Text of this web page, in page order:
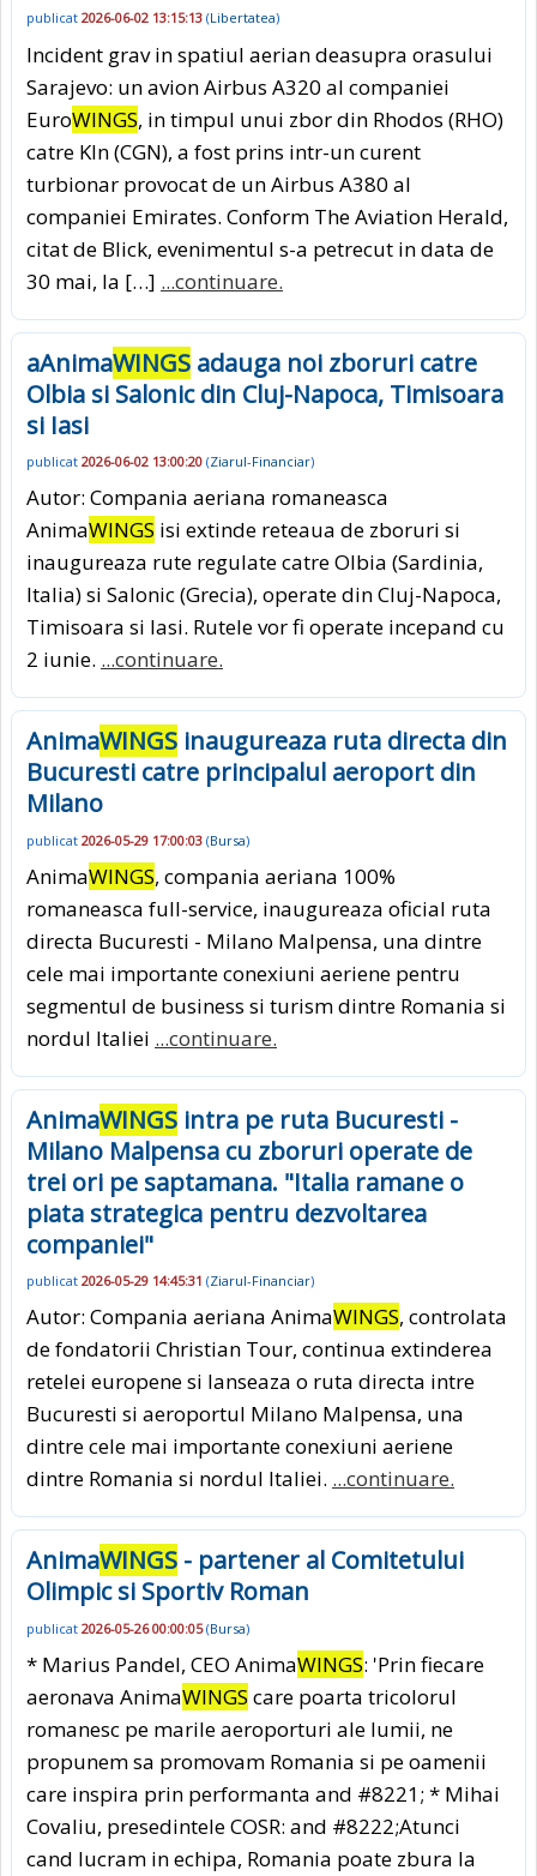
publicat 2026-06-02 13:15:13 (Libertatea)
Incident grav in spatiul aerian deasupra orasului
Sarajevo: un avion Airbus A320 al companiei
EuroWINGS, in timpul unui zbor din Rhodos (RHO)
catre Kln (CGN), a fost prins intr-un curent
turbionar provocat de un Airbus A380 al
companiei Emirates. Conform The Aviation Herald,
citat de Blick, evenimentul s-a petrecut in data de
30 mai, la […] ...continuare.
aAnimaWINGS adauga noi zboruri catre
Olbia si Salonic din Cluj-Napoca, Timisoara
si Iasi
publicat 2026-06-02 13:00:20 (Ziarul-Financiar)
Autor: Compania aeriana romaneasca
AnimaWINGS isi extinde reteaua de zboruri si
inaugureaza rute regulate catre Olbia (Sardinia,
Italia) si Salonic (Grecia), operate din Cluj-Napoca,
Timisoara si Iasi. Rutele vor fi operate incepand cu
2 iunie. ...continuare.
AnimaWINGS inaugureaza ruta directa din
Bucuresti catre principalul aeroport din
Milano
publicat 2026-05-29 17:00:03 (Bursa)
AnimaWINGS, compania aeriana 100%
romaneasca full-service, inaugureaza oficial ruta
directa Bucuresti - Milano Malpensa, una dintre
cele mai importante conexiuni aeriene pentru
segmentul de business si turism dintre Romania si
nordul Italiei ...continuare.
AnimaWINGS intra pe ruta Bucuresti -
Milano Malpensa cu zboruri operate de
trei ori pe saptamana. "Italia ramane o
piata strategica pentru dezvoltarea
companiei"
publicat 2026-05-29 14:45:31 (Ziarul-Financiar)
Autor: Compania aeriana AnimaWINGS, controlata
de fondatorii Christian Tour, continua extinderea
retelei europene si lanseaza o ruta directa intre
Bucuresti si aeroportul Milano Malpensa, una
dintre cele mai importante conexiuni aeriene
dintre Romania si nordul Italiei. ...continuare.
AnimaWINGS - partener al Comitetului
Olimpic si Sportiv Roman
publicat 2026-05-26 00:00:05(Bursa)
* Marius Pandel, CEO AnimaWINGS: 'Prin fiecare
aeronava AnimaWINGS care poarta tricolorul
romanesc pe marile aeroporturi ale lumii, ne
propunem sa promovam Romania si pe oamenii
care inspira prin performanta and #8221; * Mihai
Covaliu, presedintele COSR: and #8222;Atunci
cand lucram in echipa, Romania poate zbura la